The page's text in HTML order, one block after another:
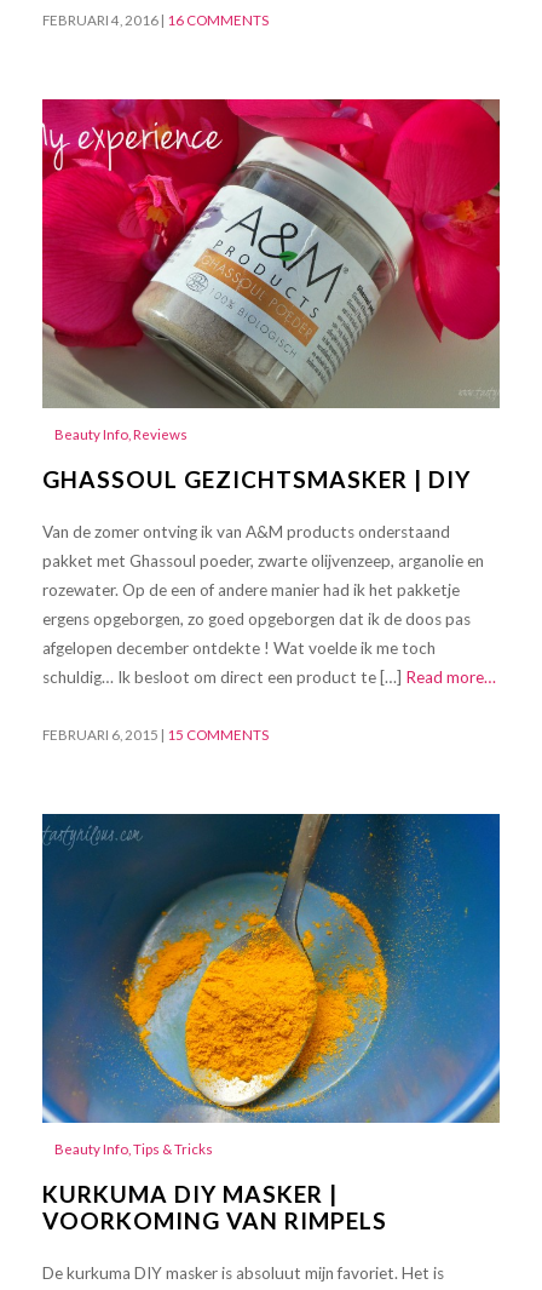
FEBRUARI 4, 2016| 16 COMMENTS
Beauty Info, Reviews
GHASSOUL GEZICHTSMASKER | DIY
Van de zomer ontving ik van A&M products onderstaand
pakket met Ghassoul poeder, zwarte olijvenzeep, arganolie en
rozewater. Op de een of andere manier had ik het pakketje
ergens opgeborgen, zo goed opgeborgen dat ik de doos pas
afgelopen december ontdekte ! Wat voelde ik me toch
schuldig… Ik besloot om direct een product te […] Read more…
FEBRUARI 6, 2015 | 15 COMMENTS
Beauty Info, Tips & Tricks
KURKUMA DIY MASKER |
VOORKOMING VAN RIMPELS
De kurkuma DIY masker is absoluut mijn favoriet. Het is